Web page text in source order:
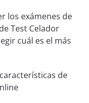
los exámenes de
Test Celador
cuál es el más
de